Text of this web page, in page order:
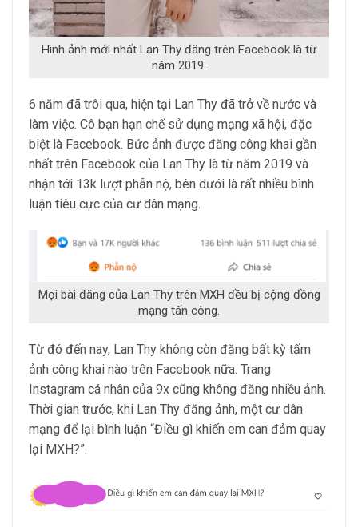
Hình ảnh mới nhất Lan Thy đăng trên Facebook là từ
năm 2019.
6 năm đã trôi qua, hiện tại Lan Thy đã trở về nước và
làm việc. Cô bạn hạn chế sử dụng mạng xã hội, đặc
biệt là Facebook. Bức ảnh được đăng công khai gần
nhất trên Facebook của Lan Thy là từ năm 2019 và
nhận tới 13k lượt phẫn nộ, bên dưới là rất nhiều bình
luận tiêu cực của cư dân mạng.
Mọi bài đăng của Lan Thy trên MXH đều bị cộng đồng
mạng tấn công.
Từ đó đến nay, Lan Thy không còn đăng bất kỳ tấm
ảnh công khai nào trên Facebook nữa. Trang
Instagram cá nhân của 9x cũng không đăng nhiều ảnh.
Thời gian trước, khi Lan Thy đăng ảnh, một cư dân
mạng để lại bình luận “Điều gì khiến em can đảm quay
lại MXH?”.